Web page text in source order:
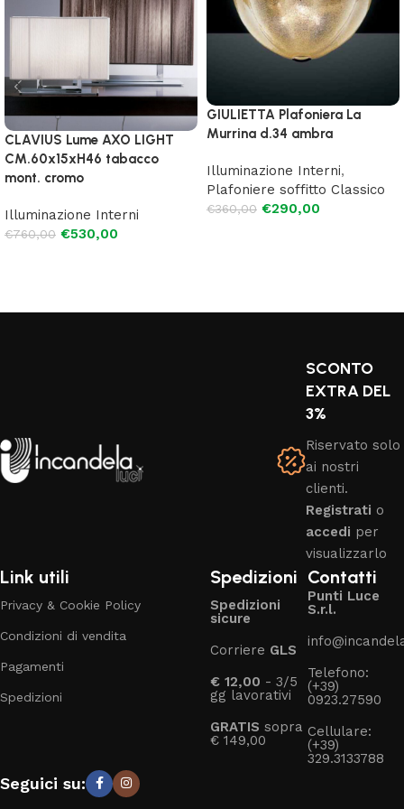
CLAVIUS Lume AXO LIGHT
CM.60x15xH46 tabacco
mont. cromo
Illuminazione Interni
€760,00 €530,00
GIULIETTA Plafoniera La
Murrina d.34 ambra
Illuminazione Interni,
Plafoniere soffitto Classico
€360,00 €290,00
SCONTO
EXTRA DEL
3%
Riservato solo
ai nostri
clienti.
Registrati o
accedi per
visualizzarlo
Link utili
Privacy & Cookie Policy
Condizioni di vendita
Pagamenti
Spedizioni
Spedizioni
Spedizioni
sicure
Corriere GLS
€ 12,00 - 3/5
gg lavorativi
GRATIS sopra
€ 149,00
Contatti
Punti Luce
S.r.l.
Telefono:
(+39)
0923.27590
Cellulare:
(+39)
329.3133788
Seguici su: